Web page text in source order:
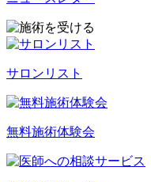
サロンリスト
無料施術体験会